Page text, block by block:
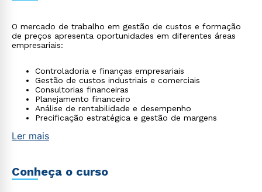
O mercado de trabalho em gestão de custos e formação
de preços apresenta oportunidades em diferentes áreas
empresariais:
Controladoria e finanças empresariais
Gestão de custos industriais e comerciais
Consultorias financeiras
Planejamento financeiro
Análise de rentabilidade e desempenho
Precificação estratégica e gestão de margens
Ler mais
Conheça o curso